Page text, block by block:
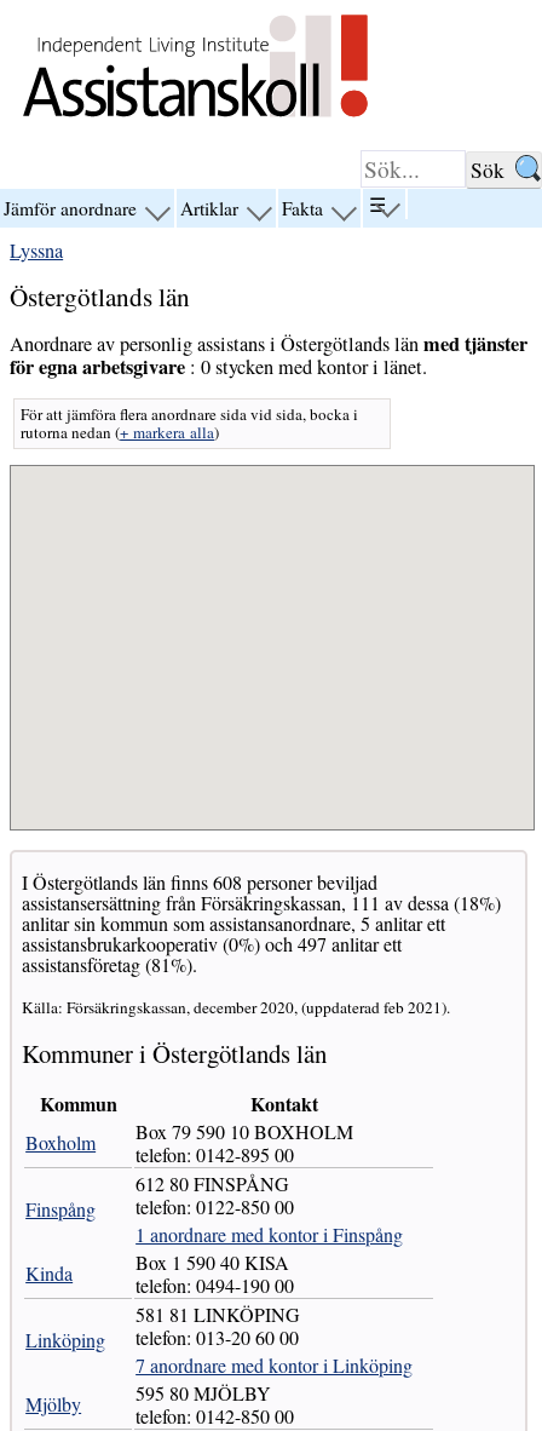
Jämför anordnare visa
anordnare”
Artiklar visa Fakta visa
☰visa
menyn
Lyssna
Östergötlands län
Anordnare av personlig assistans i Östergötlands länmed tjänster
för egna arbetsgivare : 0 stycken med kontor i länet.
För att jämföra flera anordnare sida vid sida, bocka i
rutorna nedan(+ markera alla)
I Östergötlands län finns 608 personer beviljad
assistansersättning från Försäkringskassan, 111 av dessa (18%)
anlitar sin kommun som assistansanordnare, 5 anlitar ett
assistansbrukarkooperativ (0%) och 497 anlitar ett
assistansföretag (81%).
Källa: Försäkringskassan, december 2020, (uppdaterad feb 2021).
Kommuner i Östergötlands län
Kommun Kontakt
Boxholm
Box 79 590 10 BOXHOLM
telefon: 0142-895 00
Finspång
612 80 FINSPÅNG
telefon: 0122-850 00
1 anordnare med kontor i Finspång
Kinda
Box 1 590 40 KISA
telefon: 0494-190 00
Linköping
581 81 LINKÖPING
telefon: 013-20 60 00
7 anordnare med kontor i Linköping
Mjölby
595 80 MJÖLBY
telefon: 0142-850 00